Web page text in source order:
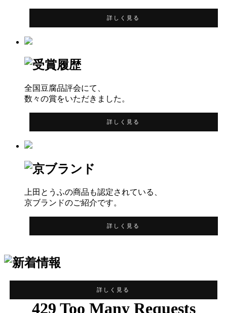
詳しく見る
全国豆腐品評会にて、
数々の賞をいただきました。
詳しく見る
上田とうふの商品も認定されている、
京ブランドのご紹介です。
詳しく見る
詳しく見る